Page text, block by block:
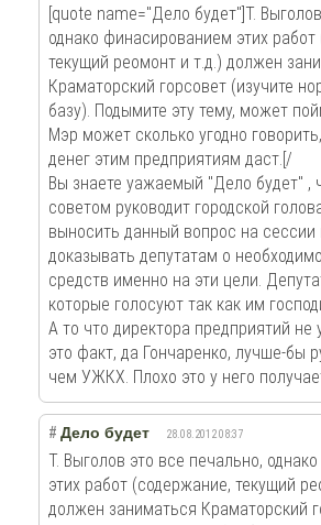
[quote name="Дело будет"]Т.
однако финасированием этих
текущий реомонт и т.д.) должен
Краматорский горсовет (изучите
базу). Подымите эту тему, может
Мэр может сколько угодно
денег этим предприятиям даст.[/
Вы знаете уажаемый "Дело будет" ,
советом руководит городской
выносить данный вопрос на сессии
доказывать депутатам о
средств именно на эти цели.
которые голосуют так как им
А то что директора предприятий не
это факт, да Гончаренко, лучше-бы
чем УЖКХ. Плохо это у него
# Дело будет 28.08.2012 08:37
Т. Выголов это все печально,
этих работ (содержание, текущий
должен заниматься Краматорский